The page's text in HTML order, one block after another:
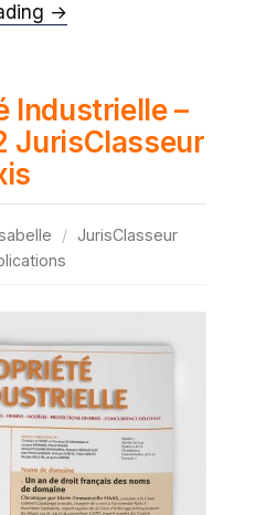
→
Industrielle –
JurisClasseur
JurisClasseur